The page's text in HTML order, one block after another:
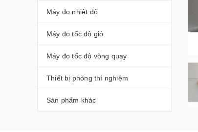
Máy đo nhiệt độ
Máy đo tốc độ gió
Máy đo tốc độ vòng quay
Thiết bị phòng thí nghiệm
Sản phẩm khác